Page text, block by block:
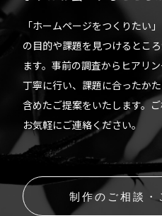
「ホームページをつくりたい
の目的や課題を見つけるとこ
ます。事前の調査からヒアリ
丁寧に行い、課題に合ったか
含めたご提案をいたします。
お気軽にご連絡ください。
制作のご相談・